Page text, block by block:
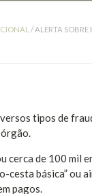
/ALERTA
tipos de
órgão.
de 100 mil
básica” ou
pagos.